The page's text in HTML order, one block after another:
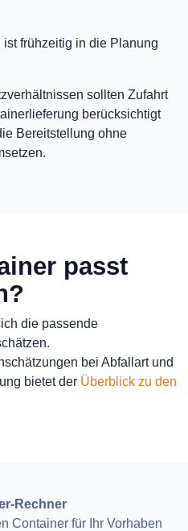
frühzeitig in die Planung
sollten Zufahrt
berücksichtigt
Bereitstellung ohne
passt
die passende
bei Abfallart und
bietet der Überblick zu den
Rechner
Container für Ihr Vorhaben